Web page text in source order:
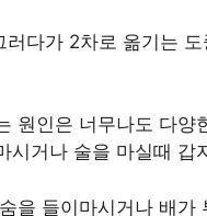
러다가 2차로 옮기는
원인은 너무나도 다
시거나 술을 마실때 갑
을 들이마시거나 배